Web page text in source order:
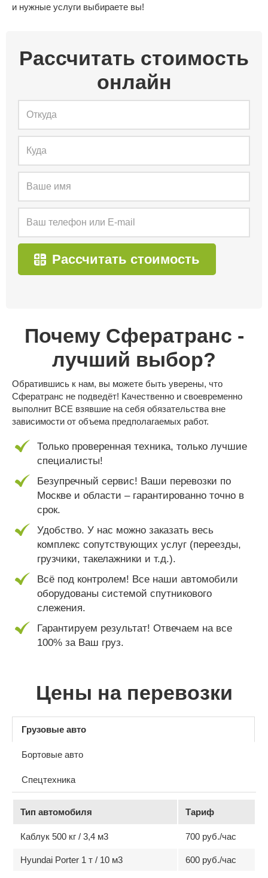
и нужные услуги выбираете вы!
Рассчитать стоимость
онлайн
Рассчитать стоимость
Почему Сфератранс -
лучший выбор?
Обратившись к нам, вы можете быть уверены, что
Сфератранс не подведёт! Качественно и своевременно
выполнит ВСЕ взявшие на себя обязательства вне
зависимости от объема предполагаемых работ.
Только проверенная техника, только лучшие
специалисты!
Безупречный сервис! Ваши перевозки по
Москве и области – гарантированно точно в
срок.
Удобство. У нас можно заказать весь
комплекс сопутствующих услуг (переезды,
грузчики, такелажники и т.д.).
Всё под контролем! Все наши автомобили
оборудованы системой спутникового
слежения.
Гарантируем результат! Отвечаем на все
100% за Ваш груз.
Цены на перевозки
Грузовые авто
Бортовые авто
Спецтехника
Тип автомобиля Тариф
Каблук 500 кг / 3,4 м3 700 руб./час
Hyundai Porter 1 т / 10 м3 600 руб./час